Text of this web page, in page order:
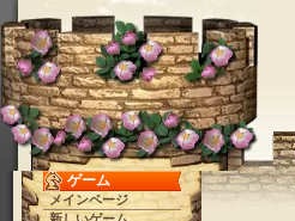
ゲーム
メインページ